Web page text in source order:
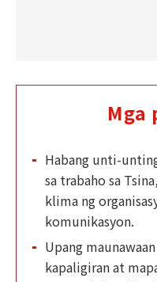
Mga
Habang unti-
sa trabaho sa
klima ng
komunikasyon.
Upang
kapaligiran at